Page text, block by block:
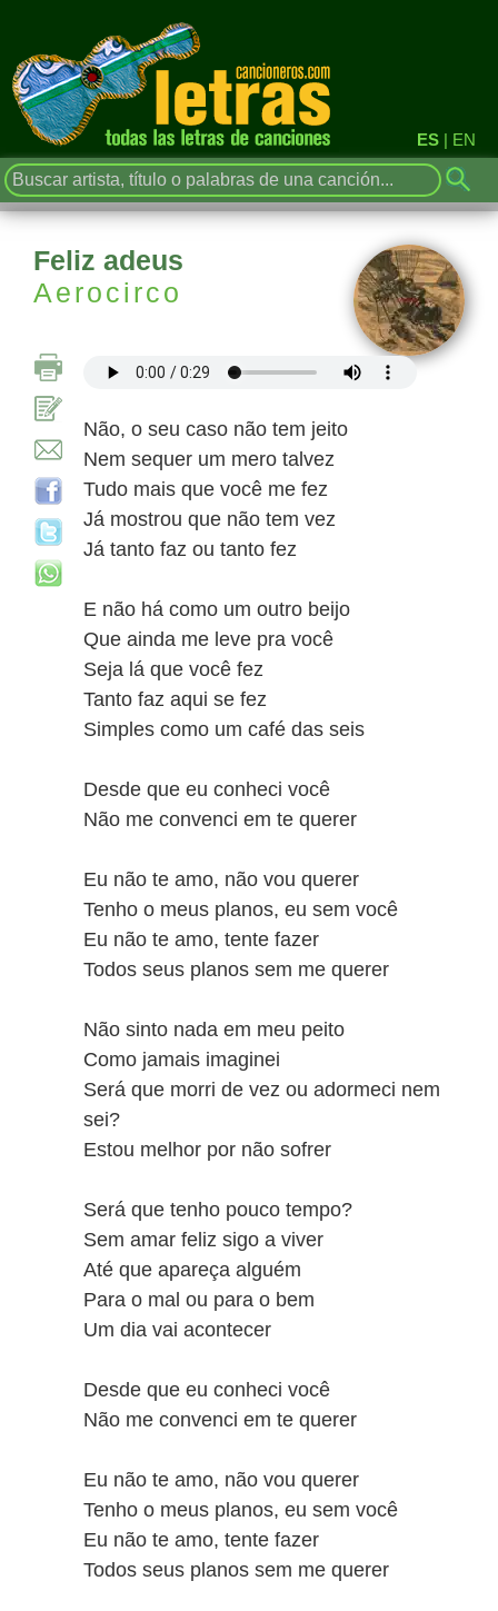
ES | EN
Feliz adeus
Aerocirco
Não, o seu caso não tem jeito
Nem sequer um mero talvez
Tudo mais que você me fez
Já mostrou que não tem vez
Já tanto faz ou tanto fez
E não há como um outro beijo
Que ainda me leve pra você
Seja lá que você fez
Tanto faz aqui se fez
Simples como um café das seis
Desde que eu conheci você
Não me convenci em te querer
Eu não te amo, não vou querer
Tenho o meus planos, eu sem você
Eu não te amo, tente fazer
Todos seus planos sem me querer
Não sinto nada em meu peito
Como jamais imaginei
Será que morri de vez ou adormeci nem
sei?
Estou melhor por não sofrer
Será que tenho pouco tempo?
Sem amar feliz sigo a viver
Até que apareça alguém
Para o mal ou para o bem
Um dia vai acontecer
Desde que eu conheci você
Não me convenci em te querer
Eu não te amo, não vou querer
Tenho o meus planos, eu sem você
Eu não te amo, tente fazer
Todos seus planos sem me querer